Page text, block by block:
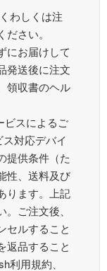
わしくは注
さい。
にお届けして
発送後に注文
領収書のヘル
ビスによるご
対応デバイ
提供条件（た
性、送料及び
ります。上記
ご注文後、
セルすること
返品すること
利用規約、